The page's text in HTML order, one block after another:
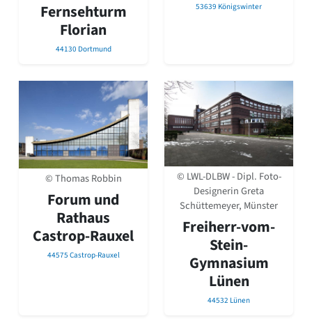
Fernsehturm
Florian
44130 Dortmund
53639 Königswinter
© Thomas Robbin
Forum und
Rathaus
Castrop-Rauxel
44575 Castrop-Rauxel
© LWL-DLBW - Dipl. Foto-
Designerin Greta
Schüttemeyer, Münster
Freiherr-vom-
Stein-
Gymnasium
Lünen
44532 Lünen